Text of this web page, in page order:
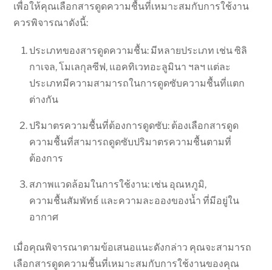
เพื่อให้คุณเลือกสารดูดความชื้นที่เหมาะสมกับการใช้งาน
ควรพิจารณาดังนี้:
ประเภทของสารดูดความชื้น: มีหลายประเภท เช่น ซิลิ
กาเจล, โมเลกุลซีฟ, แอคทิเวทอะลูมินา ฯลฯ แต่ละ
ประเภทมีความสามารถในการดูดซับความชื้นที่แตก
ต่างกัน
ปริมาตรความชื้นที่ต้องการดูดซับ: ต้องเลือกสารดูด
ความชื้นที่สามารถดูดซับปริมาตรความชื้นตามที่
ต้องการ
สภาพแวดล้อมในการใช้งาน: เช่น อุณหภูมิ,
ความชื้นสัมพัทธ์ และความละอองของน้ำ ที่มีอยู่ใน
อากาศ
เมื่อคุณพิจารณาตามข้อเสนอแนะดังกล่าว คุณจะสามารถ
เลือกสารดูดความชื้นที่เหมาะสมกับการใช้งานของคุณ